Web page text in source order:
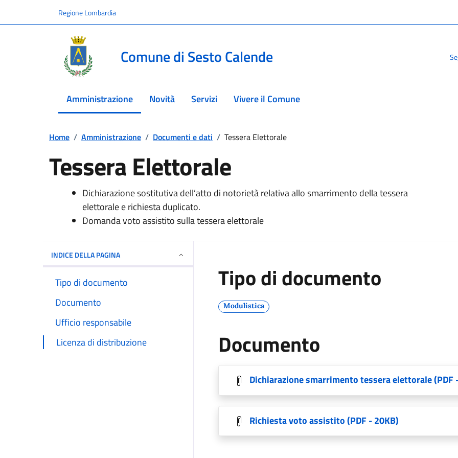
Regione Lombardia
Comune di Sesto Calende
Amministrazione
menu selezionato Novità Servizi Vivere il Comune
Home / Amministrazione / Documenti e dati / Tessera Elettorale
Tessera Elettorale
Dichiarazione sostitutiva dell’atto di notorietà relativa allo smarrimento della tessera
elettorale e richiesta duplicato.
Domanda voto assistito sulla tessera elettorale
INDICE DELLA PAGINA
Tipo di documento
Documento
Ufficio responsabile
Licenza di distribuzione
Tipo di documento
Modulistica
Documento
Dichiarazione smarrimento tessera elettorale(PDF
Richiesta voto assistito(PDF - 20KB)